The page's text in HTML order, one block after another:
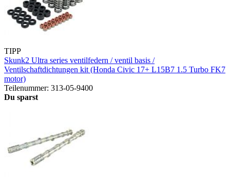
TIPP
Skunk2 Ultra series ventilfedern / ventil basis /
Ventilschaftdichtungen kit (Honda Civic 17+ L15B7 1.5 Turbo FK7
motor)
Teilenummer: 313-05-9400
Du sparst